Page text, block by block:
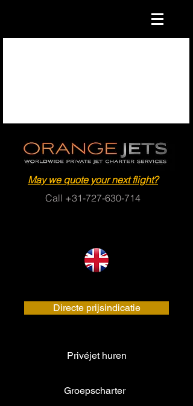
May we quote your next flight?
Call +31-727-630-714
Directe prijsindicatie
Privéjet huren
Groepscharter